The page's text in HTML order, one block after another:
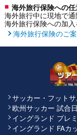
海外旅行保険への
海外旅行中に現地で
海外旅行保険への加入
海外旅行保険のご
サッカー・フット
欧州サッカー 試合
イングランド プレ
イングランド FAカ